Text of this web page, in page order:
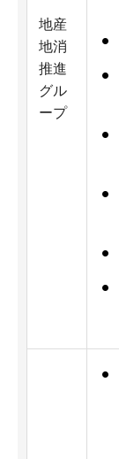
地産
地消
推進
グル
ープ